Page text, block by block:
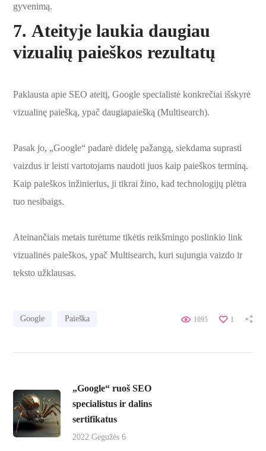
gyvenimą.
7.Ateityje laukia daugiau
vizualių paieškos rezultatų
Paklausta apie SEO ateitį, Google specialistė konkrečiai išskyrė
vizualinę paiešką, ypač daugiapaiešką (Multisearch).
Pasak jo, „Google“ padarė didelę pažangą, siekdama suprasti
vaizdus ir leisti vartotojams naudoti juos kaip paieškos terminą.
Kaip paieškos inžinierius, ji tikrai žino, kad technologijų plėtra
tuo nesibaigs.
Ateinančiais metais turėtume tikėtis reikšmingo poslinkio link
vizualinės paieškos, ypač Multisearch, kuri sujungia vaizdo ir
teksto užklausas.
Google Paieška 1
1095
„Google“ ruoš SEO
specialistus ir dalins
sertifikatus
2022 Gegužės 6